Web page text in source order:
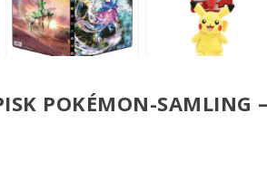
POKÉMON-SAMLING